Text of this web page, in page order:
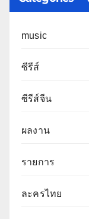
music
ซีรีส์
ซีรีส์จีน
ผลงาน
รายการ
ละครไทย